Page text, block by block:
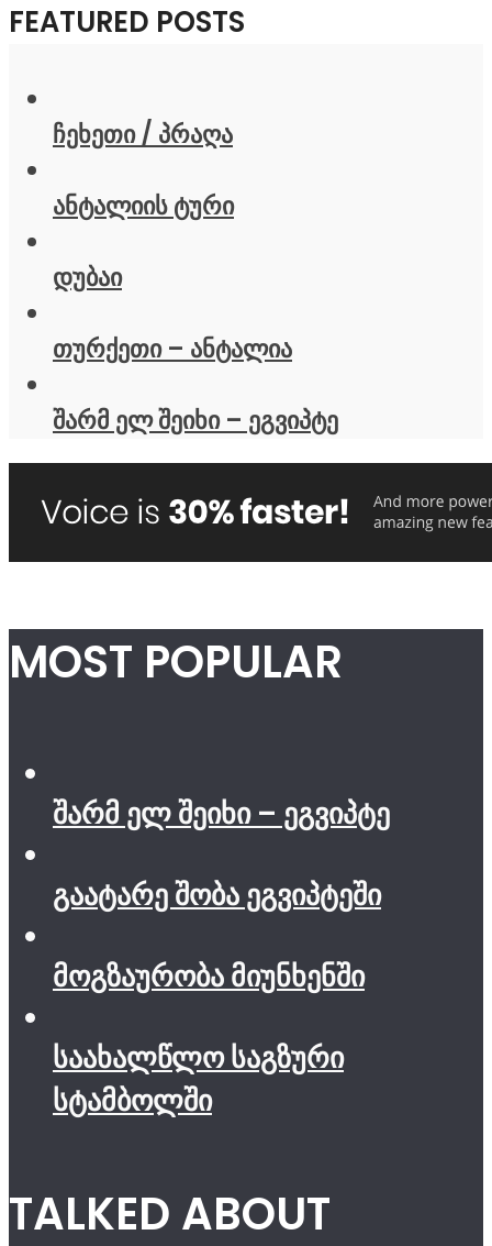
FEATURED POSTS
ჩეხეთი / პრაღა
ანტალიის ტური
დუბაი
თურქეთი – ანტალია
შარმ ელ შეიხი – ეგვიპტე
MOST POPULAR
შარმ ელ შეიხი – ეგვიპტე
გაატარე შობა ეგვიპტეში
მოგზაურობა მიუნხენში
საახალწლო საგზური
სტამბოლში
TALKED ABOUT